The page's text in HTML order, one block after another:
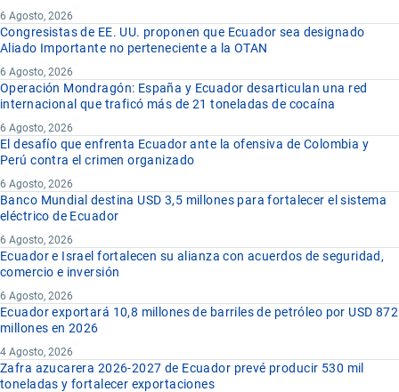
6 Agosto, 2026
Congresistas de EE. UU. proponen que Ecuador sea designado
Aliado Importante no perteneciente a la OTAN
6 Agosto, 2026
Operación Mondragón: España y Ecuador desarticulan una red
internacional que traficó más de 21 toneladas de cocaína
6 Agosto, 2026
El desafío que enfrenta Ecuador ante la ofensiva de Colombia y
Perú contra el crimen organizado
6 Agosto, 2026
Banco Mundial destina USD 3,5 millones para fortalecer el sistema
eléctrico de Ecuador
6 Agosto, 2026
Ecuador e Israel fortalecen su alianza con acuerdos de seguridad,
comercio e inversión
6 Agosto, 2026
Ecuador exportará 10,8 millones de barriles de petróleo por USD 872
millones en 2026
4 Agosto, 2026
Zafra azucarera 2026-2027 de Ecuador prevé producir 530 mil
toneladas y fortalecer exportaciones